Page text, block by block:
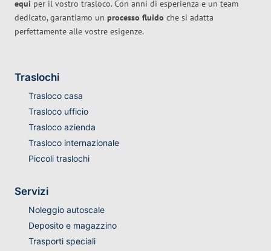
equi per il vostro trasloco. Con anni di esperienza e un team
dedicato, garantiamo un processo fluido che si adatta
perfettamente alle vostre esigenze.
Traslochi
Trasloco casa
Trasloco ufficio
Trasloco azienda
Trasloco internazionale
Piccoli traslochi
Servizi
Noleggio autoscale
Deposito e magazzino
Trasporti speciali